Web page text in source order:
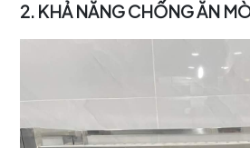
2. KHẢ NĂNG CHỐNG ĂN